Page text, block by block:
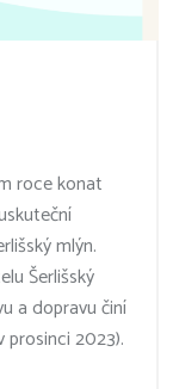
roce konat
mlýn.
Šerlišský
a dopravu činí
2023).